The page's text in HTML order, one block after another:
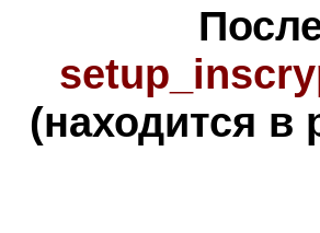
(находится в